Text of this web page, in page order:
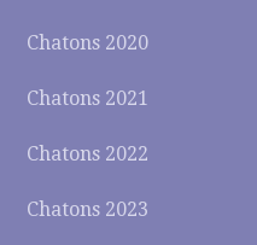
Chatons 2020
Chatons 2021
Chatons 2022
Chatons 2023